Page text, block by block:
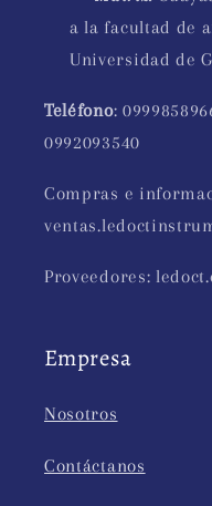
a la facultad de
Universidad de
Teléfono:
0992093540
Compras e
Proveedores:
Empresa
Nosotros
Contáctanos